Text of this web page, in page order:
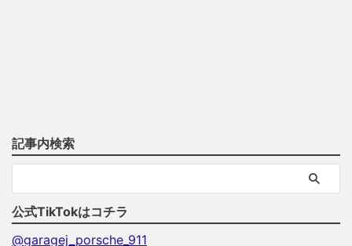
記事内検索
公式TikTokはコチラ
@garagej_porsche_911